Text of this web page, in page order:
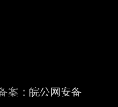
案： 皖公网安备